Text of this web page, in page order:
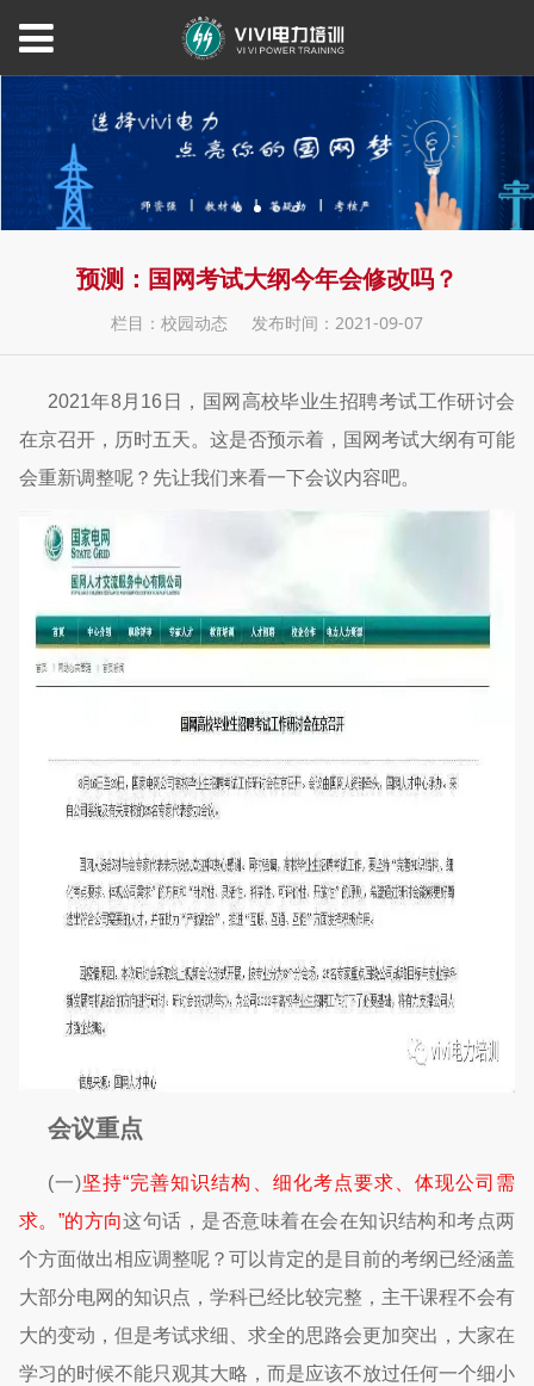
预测：国网考试大纲今年会修改吗？
栏目：校园动态 发布时间：2021-09-07
2021年8月16日，国网高校毕业生招聘考试工作研讨会
在京召开，历时五天。这是否预示着，国网考试大纲有可能
会重新调整呢？先让我们来看一下会议内容吧。
会议重点
(一)坚持“完善知识结构、细化考点要求、体现公司需
求。”的方向这句话，是否意味着在会在知识结构和考点两
个方面做出相应调整呢？可以肯定的是目前的考纲已经涵盖
大部分电网的知识点，学科已经比较完整，主干课程不会有
大的变动，但是考试求细、求全的思路会更加突出，大家在
学习的时候不能只观其大略，而是应该不放过任何一个细小